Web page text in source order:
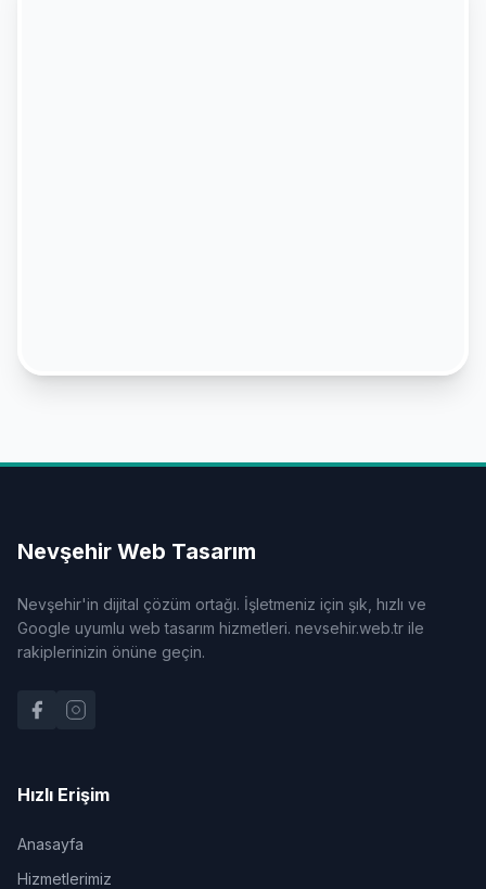
Nevşehir Web Tasarım
Nevşehir'in dijital çözüm ortağı. İşletmeniz için şık, hızlı ve
Google uyumlu web tasarım hizmetleri. nevsehir.web.tr ile
rakiplerinizin önüne geçin.
Hızlı Erişim
Anasayfa
Hizmetlerimiz